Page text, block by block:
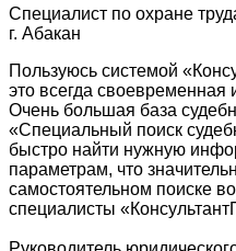
Специалист по охране
г. Абакан
Пользуюсь системой
это всегда
Очень большая база
«Специальный поиск
быстро найти нужную
параметрам, что
самостоятельном поиске
специалисты